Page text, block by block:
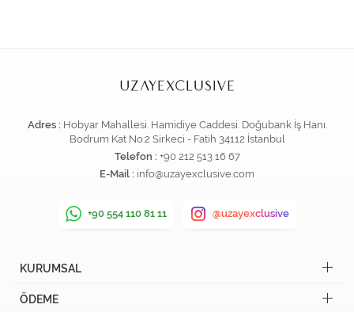
Adres : Hobyar Mahallesi. Hamidiye Caddesi. Doğubank İş Hanı.
Bodrum Kat No:2 Sirkeci - Fatih 34112 İstanbul
Telefon : +90 212 513 16 67
E-Mail : info@uzayexclusive.com
+90 554 110 81 11 @uzayexclusive
KURUMSAL
ÖDEME